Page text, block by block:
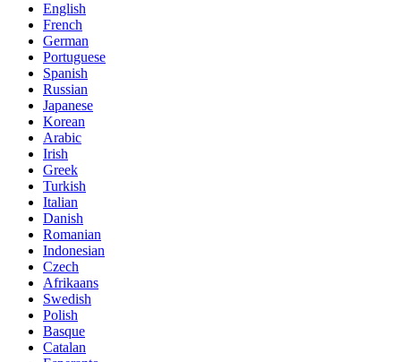
English
French
German
Portuguese
Spanish
Russian
Japanese
Korean
Arabic
Irish
Greek
Turkish
Italian
Danish
Romanian
Indonesian
Czech
Afrikaans
Swedish
Polish
Basque
Catalan